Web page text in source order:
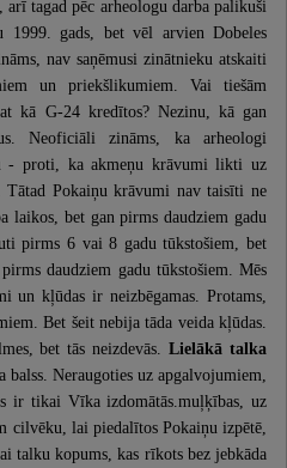
tagad pēc arheologu darba palikuši
gads, bet vēl arvien Dobeles
nav saņēmusi zinātnieku atskaiti
un priekšlikumiem. Vai tiešām
kā G-24 kredītos? Nezinu, kā gan
Neoficiāli zināms, ka arheologi
- proti, ka akmeņu krāvumi likti uz
Tātad Pokaiņu krāvumi nav taisīti ne
laikos, bet gan pirms daudziem gadu
pirms 6 vai 8 gadu tūkstošiem, bet
daudziem gadu tūkstošiem. Mēs
un kļūdas ir neizbēgamas. Protams,
Bet šeit nebija tāda veida kļūdas.
bet tās neizdevās.Lielākā talka
balss. Neraugoties uz apgalvojumiem,
ir tikai Vīka izdomātās.muļķības, uz
cilvēku, lai piedalītos Pokaiņu izpētē,
talku kopums, kas rīkots bez jebkāda